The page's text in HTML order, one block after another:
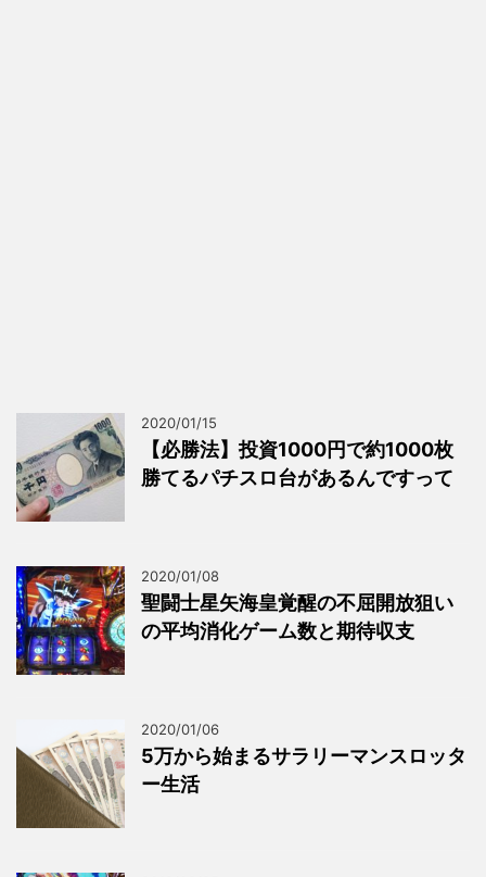
2020/01/15
【必勝法】投資1000円で約1000枚
勝てるパチスロ台があるんですって
2020/01/08
聖闘士星矢海皇覚醒の不屈開放狙い
の平均消化ゲーム数と期待収支
2020/01/06
5万から始まるサラリーマンスロッタ
ー生活